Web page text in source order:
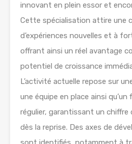
innovant en plein essor et
Cette spécialisation attire une
d’expériences nouvelles et à
offrant ainsi un réel avantage
potentiel de croissance
L’activité actuelle repose sur
une équipe en place ainsi
régulier, garantissant un chiffre
dès la reprise. Des axes de